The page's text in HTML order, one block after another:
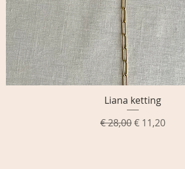
Snel overzicht
Liana ketting
Normale prijs
€ 28,00Verkoopprijs
€ 11,20